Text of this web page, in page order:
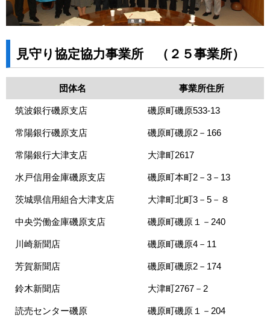
見守り協定協力事業所 （２５事業所）
団体名 事業所住所
筑波銀行磯原支店 磯原町磯原533-13
常陽銀行磯原支店 磯原町磯原2－166
常陽銀行大津支店 大津町2617
水戸信用金庫磯原支店 磯原町本町2－3－13
茨城県信用組合大津支店 大津町北町3－5－８
中央労働金庫磯原支店 磯原町磯原１－240
川崎新聞店 磯原町磯原4－11
芳賀新聞店 磯原町磯原2－174
鈴木新聞店 大津町2767－2
読売センター磯原 磯原町磯原１－204